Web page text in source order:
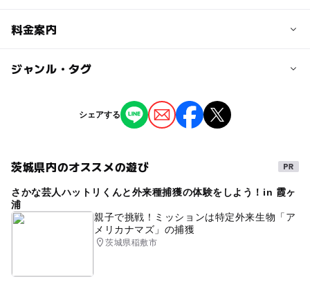
対象年齢
※この記事はプレスリリースをもとに「いこーよ」が作成
しています。
※イベントの内容は予告なく変更になる場合があります。
公式情報を確認してお出かけください。
料金案内
子供の料金詳細
0円で、4月3日ー5月6日は季節料金350円が加算されま
す。駐車料金は別途必要です。
ジャンル・タグ
季節のイベント
タグ
ネモフィラ チューリップ バラ
シェアする
茨城県内のオススメの遊び
さかな芸人ハットリくんと外来種捕獲の体験をしよう！in 霞ヶ
浦
親子で挑戦！ミッションは特定外来生物「ア
メリカナマズ」の捕獲
茨城県稲敷市